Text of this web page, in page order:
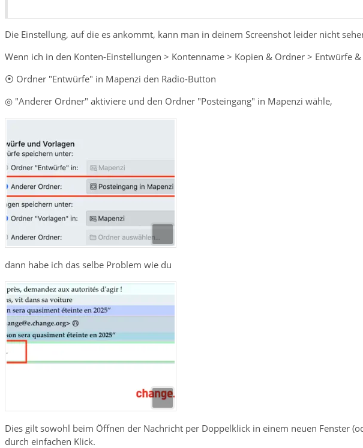
Die Einstellung, auf die es ankommt, kann man in deinem Screenshot leider nicht
Wenn ich in den Konten-Einstellungen > Kontenname > Kopien & Ordner > Entwürfe
⦿ Ordner "Entwürfe" in Mapenzi den Radio-Button
◎ "Anderer Ordner" aktiviere und den Ordner "Posteingang" in Mapenzi wähle,
dann habe ich das selbe Problem wie du
Dies gilt sowohl beim Öffnen der Nachricht per Doppelklick in einem neuen Fenster
durch einfachen Klick.